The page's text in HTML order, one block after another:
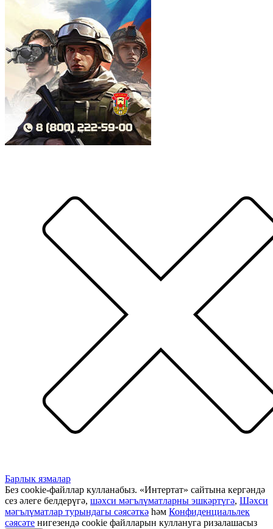
Барлык язмалар
Без cookie-файллар кулланабыз. «Интертат» сайтына кергәндә
сез әлеге белдерүгә, шәхси мәгълүматларны эшкәртүгә, Шәхси
мәгълүматлар турындагы сәясәткә һәм Конфиденциальлек
сәясәте нигезендә cookie файлларын куллануга ризалашасыз